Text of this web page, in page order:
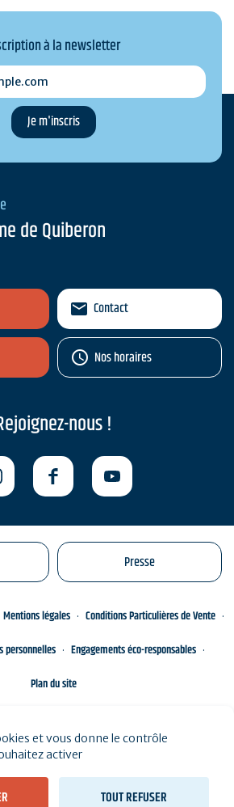
à la newsletter
de Quiberon
Contact
Nos horaires
nous !
Presse
Mentions légales
Conditions Particulières de Vente
personnelles
Engagements éco-responsables
Plan du site
et vous donne le contrôle
activer
TOUT REFUSER